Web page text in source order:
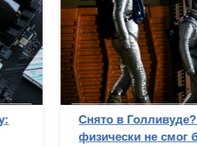
Снято в Голливуде? Почему
физически не смог бы